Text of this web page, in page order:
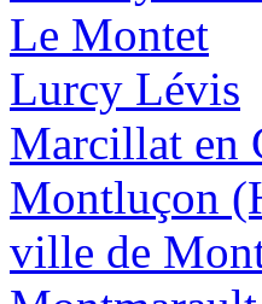
Le Montet
Lurcy Lévis
Marcillat en
Montluçon
ville de